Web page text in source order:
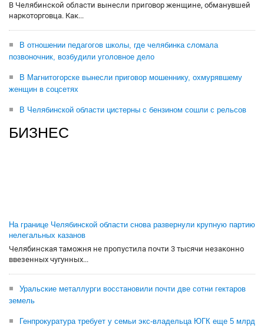
В Челябинской области вынесли приговор женщине, обманувшей
наркоторговца. Как...
В отношении педагогов школы, где челябинка сломала
позвоночник, возбудили уголовное дело
В Магнитогорске вынесли приговор мошеннику, охмурявшему
женщин в соцсетях
В Челябинской области цистерны с бензином сошли с рельсов
БИЗНЕС
На границе Челябинской области снова развернули крупную партию
нелегальных казанов
Челябинская таможня не пропустила почти 3 тысячи незаконно
ввезенных чугунных...
Уральские металлурги восстановили почти две сотни гектаров
земель
Генпрокуратура требует у семьи экс-владельца ЮГК еще 5 млрд